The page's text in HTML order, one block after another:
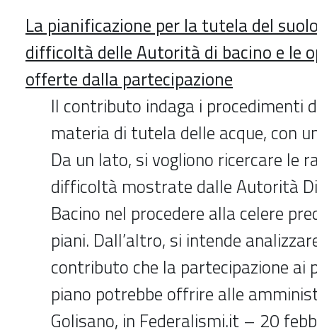
La pianificazione per la tutela del
difficoltà delle Autorità di bacino e le
offerte dalla partecipazione
Il contributo indaga i procedimenti
materia di tutela delle acque, con
Da un lato, si vogliono ricercare le
difficoltà mostrate dalle Autorità
Bacino nel procedere alla celere
piani. Dall’altro, si intende
contributo che la partecipazione ai
piano potrebbe offrire alle
Golisano, in Federalismi.it – 20